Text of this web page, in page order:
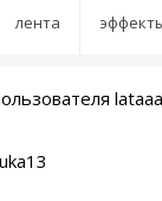
лента
lataaa